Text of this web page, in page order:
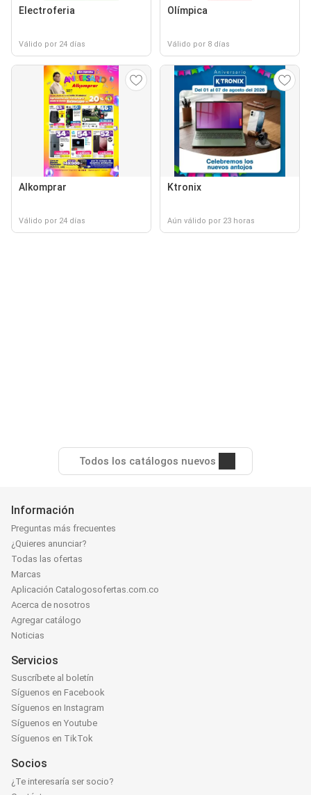
Electroferia
Válido por 24 días
Olímpica
Válido por 8 días
Alkomprar
Válido por 24 días
Ktronix
Aún válido por 23 horas
Todos los catálogos nuevos
Información
Preguntas más frecuentes
¿Quieres anunciar?
Todas las ofertas
Marcas
Aplicación Catalogosofertas.com.co
Acerca de nosotros
Agregar catálogo
Noticias
Servicios
Suscríbete al boletín
Síguenos en Facebook
Síguenos en Instagram
Síguenos en Youtube
Síguenos en TikTok
Socios
¿Te interesaría ser socio?